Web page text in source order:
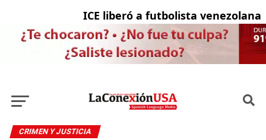
ICE liberó a futbolista venezolana
CRIMEN Y JUSTICIA